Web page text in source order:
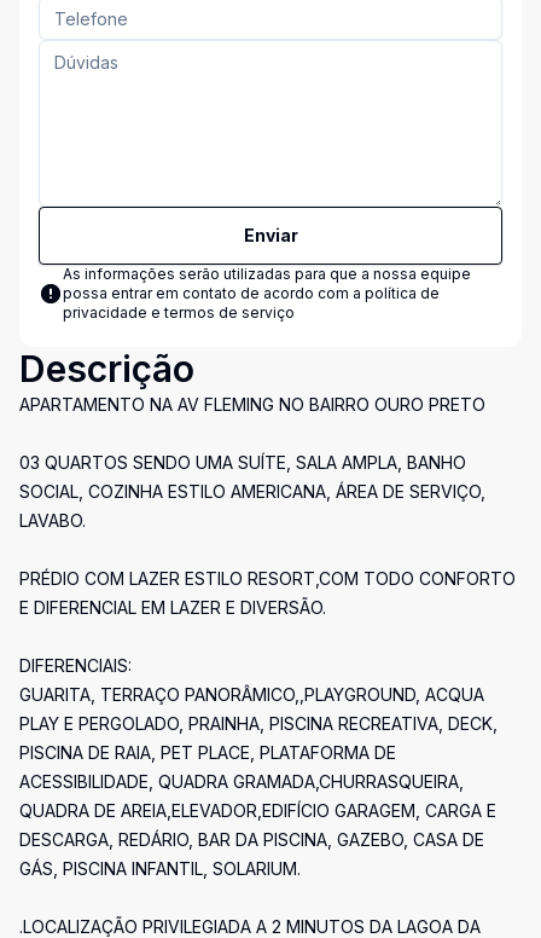
Enviar
As informações serão utilizadas para que a nossa equipe
possa entrar em contato de acordo com a política de
privacidade e termos de serviço
Descrição
APARTAMENTO NA AV FLEMING NO BAIRRO OURO PRETO
03 QUARTOS SENDO UMA SUÍTE, SALA AMPLA, BANHO
SOCIAL, COZINHA ESTILO AMERICANA, ÁREA DE SERVIÇO,
LAVABO.
PRÉDIO COM LAZER ESTILO RESORT,COM TODO CONFORTO
E DIFERENCIAL EM LAZER E DIVERSÃO.
DIFERENCIAIS:
GUARITA, TERRAÇO PANORÂMICO,,PLAYGROUND, ACQUA
PLAY E PERGOLADO, PRAINHA, PISCINA RECREATIVA, DECK,
PISCINA DE RAIA, PET PLACE, PLATAFORMA DE
ACESSIBILIDADE, QUADRA GRAMADA,CHURRASQUEIRA,
QUADRA DE AREIA,ELEVADOR,EDIFÍCIO GARAGEM, CARGA E
DESCARGA, REDÁRIO, BAR DA PISCINA, GAZEBO, CASA DE
GÁS, PISCINA INFANTIL, SOLARIUM.
.LOCALIZAÇÃO PRIVILEGIADA A 2 MINUTOS DA LAGOA DA